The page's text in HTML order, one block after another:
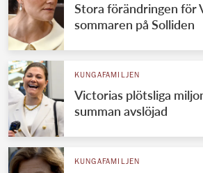
Stora förändringen för
sommaren på Solliden
KUNGAFAMILJEN
Victorias plötsliga
summan avslöjad
KUNGAFAMILJEN